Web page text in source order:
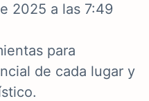
2025 a las 7:49
para
de cada lugar y